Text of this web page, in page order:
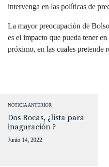
intervenga en las políticas de
La mayor preocupación de
es el impacto que pueda tener
próximo, en las cuales pretende
NOTICIA ANTERIOR
Dos Bocas, ¿lista para
inaguración ?
Junio 14, 2022